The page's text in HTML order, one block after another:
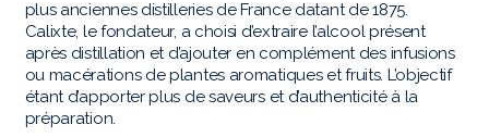
plus anciennes distilleries de France datant de 1875.
Calixte, le fondateur, a choisi d’extraire l’alcool présent
après distillation et d’ajouter en complément des infusions
ou macérations de plantes aromatiques et fruits. L’objectif
étant d’apporter plus de saveurs et d’authenticité à la
préparation.